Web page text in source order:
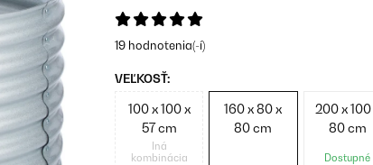
19 hodnotenia(-í)
VEĽKOSŤ:
100 x 100 x
57 cm
Iná
kombinácia
160 x 80 x
80 cm
200 x 100
80 cm
Dostupné